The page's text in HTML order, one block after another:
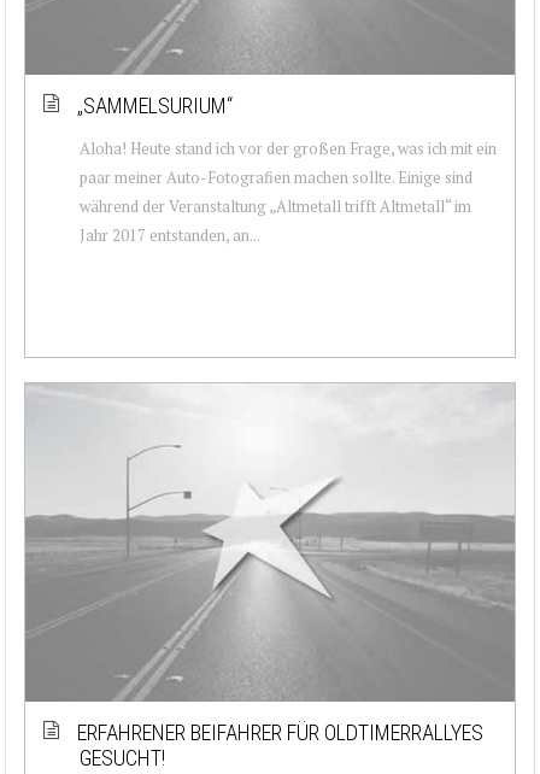
„SAMMELSURIUM“
Aloha! Heute stand ich vor der großen Frage, was ich mit ein
paar meiner Auto-Fotografien machen sollte. Einige sind
während der Veranstaltung „Altmetall trifft Altmetall“ im
Jahr 2017 entstanden, an...
ERFAHRENER BEIFAHRER FÜR OLDTIMERRALLYES
GESUCHT!